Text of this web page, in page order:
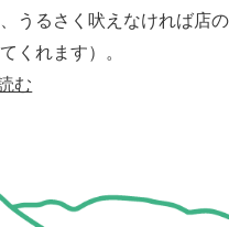
うるさく吠えなければ店
くれます）。
む